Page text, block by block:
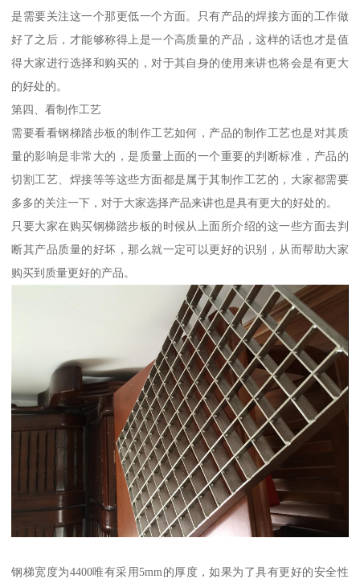
是需要关注这一个那更低一个方面。只有产品的焊接方面的工作做
好了之后，才能够称得上是一个高质量的产品，这样的话也才是值
得大家进行选择和购买的，对于其自身的使用来讲也将会是有更大
的好处的。
第四、看制作工艺
需要看看钢梯踏步板的制作工艺如何，产品的制作工艺也是对其质
量的影响是非常大的，是质量上面的一个重要的判断标准，产品的
切割工艺、焊接等等这些方面都是属于其制作工艺的，大家都需要
多多的关注一下，对于大家选择产品来讲也是具有更大的好处的。
只要大家在购买钢梯踏步板的时候从上面所介绍的这一些方面去判
断其产品质量的好坏，那么就一定可以更好的识别，从而帮助大家
购买到质量更好的产品。
钢梯宽度为4400唯有采用5mm的厚度，如果为了具有更好的安全性